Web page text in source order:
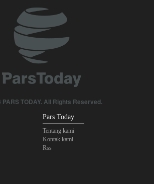
Kapal Tanker Minyak Saudi
Eskalasi, dan Mengapa Iran Tetap
Segera Diusir dari Kawasan dan Semua
TODAY. All Rights Reserved.
Pars Today
Tentang kami
Kontak kami
Rss